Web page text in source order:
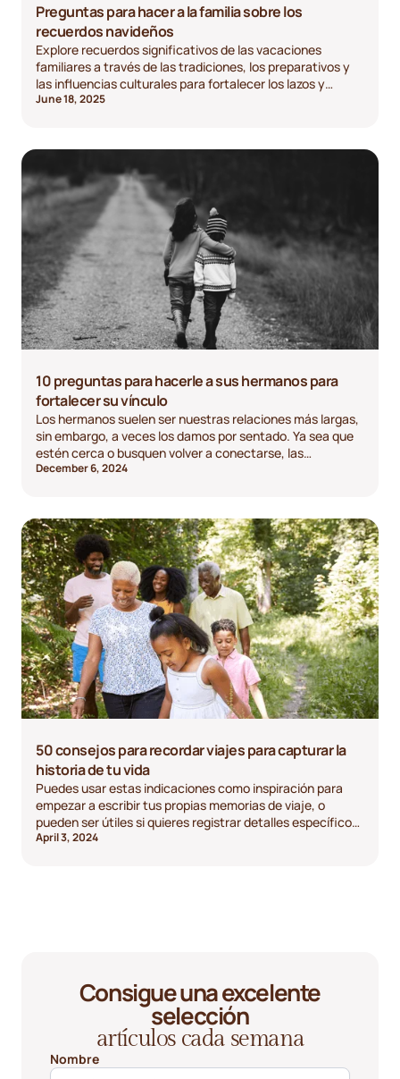
Preguntas para hacer a la familia sobre los
recuerdos navideños
Explore recuerdos significativos de las vacaciones
familiares a través de las tradiciones, los preparativos y
las influencias culturales para fortalecer los lazos y
preservar la historia.
June 18, 2025
10 preguntas para hacerle a sus hermanos para
fortalecer su vínculo
Los hermanos suelen ser nuestras relaciones más largas,
sin embargo, a veces los damos por sentado. Ya sea que
estén cerca o busquen volver a conectarse, las
conversaciones significativas pueden acercarlos más.
December 6, 2024
50 consejos para recordar viajes para capturar la
historia de tu vida
Puedes usar estas indicaciones como inspiración para
empezar a escribir tus propias memorias de viaje, o
pueden ser útiles si quieres registrar detalles específicos
de viajes anteriores. ¡Utilízalas como mejor se adapte a
April 3, 2024
Consigue una excelente
selección
artículos cada semana
Nombre